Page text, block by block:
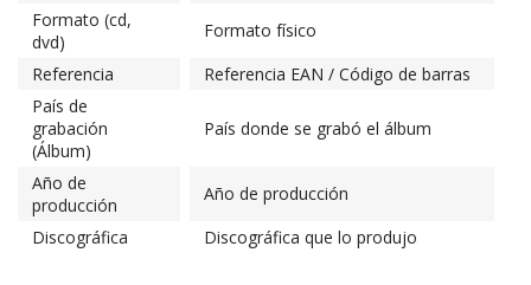
Formato (cd,
dvd)
Formato físico
Referencia
Referencia EAN / Código de barras
País de
grabación
(Álbum)
País donde se grabó el álbum
Año de
producción
Año de producción
Discográfica
Discográfica que lo produjo